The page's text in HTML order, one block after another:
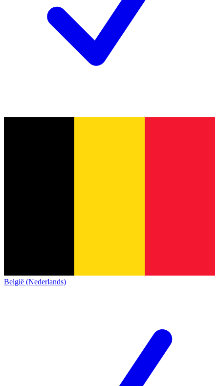
België (Nederlands)